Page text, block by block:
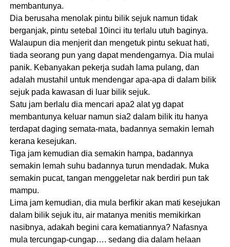
membantunya.
Dia berusaha menolak pintu bilik sejuk namun tidak
berganjak, pintu setebal 10inci itu terlalu utuh baginya.
Walaupun dia menjerit dan mengetuk pintu sekuat hati,
tiada seorang pun yang dapat mendengarnya. Dia mulai
panik. Kebanyakan pekerja sudah lama pulang, dan
adalah mustahil untuk mendengar apa-apa di dalam bilik
sejuk pada kawasan di luar bilik sejuk.
Satu jam berlalu dia mencari apa2 alat yg dapat
membantunya keluar namun sia2 dalam bilik itu hanya
terdapat daging semata-mata, badannya semakin lemah
kerana kesejukan.
Tiga jam kemudian dia semakin hampa, badannya
semakin lemah suhu badannya turun mendadak. Muka
semakin pucat, tangan menggeletar nak berdiri pun tak
mampu.
Lima jam kemudian, dia mula berfikir akan mati kesejukan
dalam bilik sejuk itu, air matanya menitis memikirkan
nasibnya, adakah begini cara kematiannya? Nafasnya
mula tercungap-cungap…. sedang dia dalam helaan